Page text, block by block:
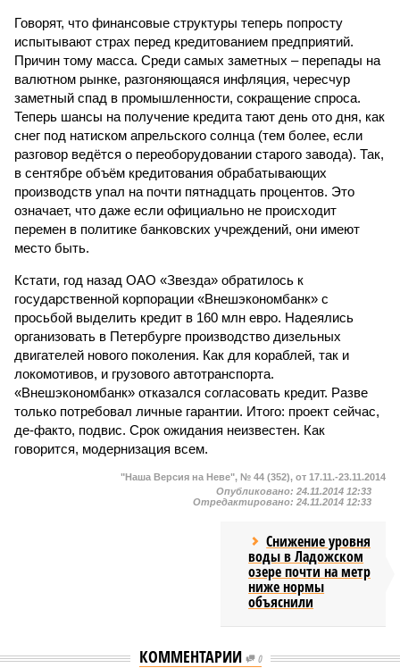
Говорят, что финансовые структуры теперь попросту
испытывают страх перед кредитованием предприятий.
Причин тому масса. Среди самых заметных – перепады на
валютном рынке, разгоняющаяся инфляция, чересчур
заметный спад в промышленности, сокращение спроса.
Теперь шансы на получение кредита тают день ото дня, как
снег под натиском апрельского солнца (тем более, если
разговор ведётся о переоборудовании старого завода). Так,
в сентябре объём кредитования обрабатывающих
производств упал на почти пятнадцать процентов. Это
означает, что даже если официально не происходит
перемен в политике банковских учреждений, они имеют
место быть.
Кстати, год назад ОАО «Звезда» обратилось к
государственной корпорации «Внешэкономбанк» с
просьбой выделить кредит в 160 млн евро. Надеялись
организовать в Петербурге производство дизельных
двигателей нового поколения. Как для кораблей, так и
локомотивов, и грузового автотранспорта.
«Внешэкономбанк» отказался согласовать кредит. Разве
только потребовал личные гарантии. Итого: проект сейчас,
де-факто, подвис. Срок ожидания неизвестен. Как
говорится, модернизация всем.
"Наша Версия на Неве", № 44 (352), от 17.11.-23.11.2014
Опубликовано: 24.11.2014 12:33
Отредактировано: 24.11.2014 12:33
Снижение уровня
воды в Ладожском
озере почти на метр
ниже нормы
объяснили
КОММЕНТАРИИ 0